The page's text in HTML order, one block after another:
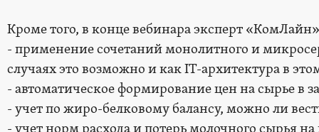
Кроме того, в конце вебинара эксперт
- применение сочетаний монолитного и
случаях это возможно и как IT-архитектура в
- автоматическое формирование цен на сырье в
- учет по жиро-белковому балансу, можно ли